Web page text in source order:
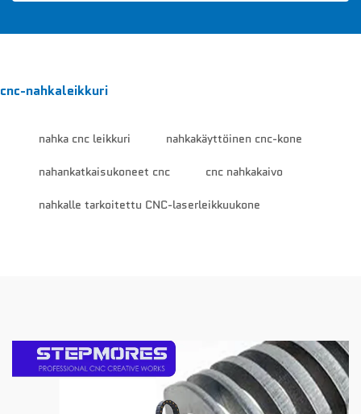
cnc-nahkaleikkuri
nahka cnc leikkuri nahkakäyttöinen cnc-kone
nahankatkaisukoneet cnc cnc nahkakaivo
nahkalle tarkoitettu CNC-laserleikkuukone